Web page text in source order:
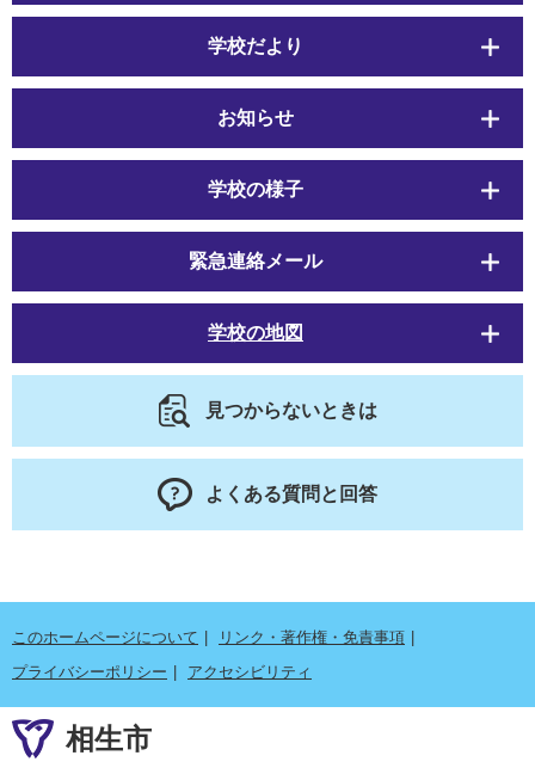
学校だより
お知らせ
学校の様子
緊急連絡メール
学校の地図
見つからないときは
よくある質問と回答
このホームページについて
リンク・著作権・免責事項
プライバシーポリシー
アクセシビリティ
相生市